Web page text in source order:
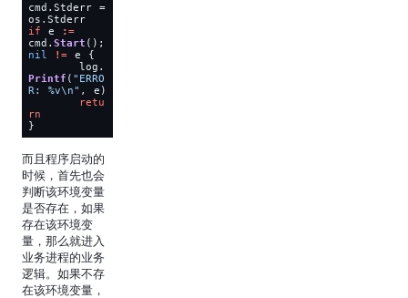
cmd.Stderr =
os.Stderr
if e
:=
cmd. Start
nil
!=
	log.
Printf ( "ERRO
R: %v\n"
retu
rn
而且程序启动的
时候，首先也会
判断该环境变量
是否存在，如果
存在该环境变
量，那么就进入
业务进程的业务
逻辑。如果不存
在该环境变量，